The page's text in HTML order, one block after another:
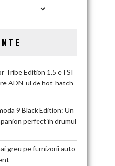
Tribe Edition 1.5 eTSI
ADN-ul de hot-hatch
9 Black Edition: Un
perfect în drumul
greu pe furnizorii auto